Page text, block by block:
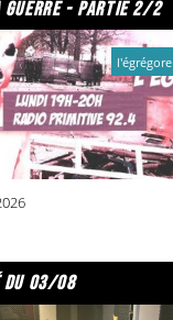
- partie 2/2
l'égrégore
03/08